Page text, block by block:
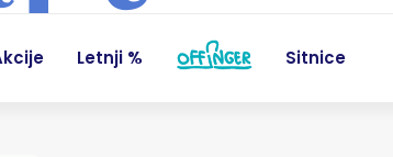
Letnji % Sitnice